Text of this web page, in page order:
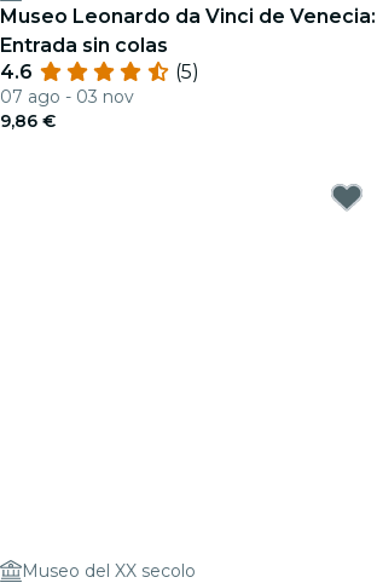
Museo Leonardo da Vinci de Venecia:
Entrada sin colas
4.6
(5)
07 ago - 03 nov
9,86 €
Museo del XX secolo